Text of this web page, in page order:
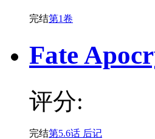
完结第1卷
Fate
评分:
完结第5.6话 后记